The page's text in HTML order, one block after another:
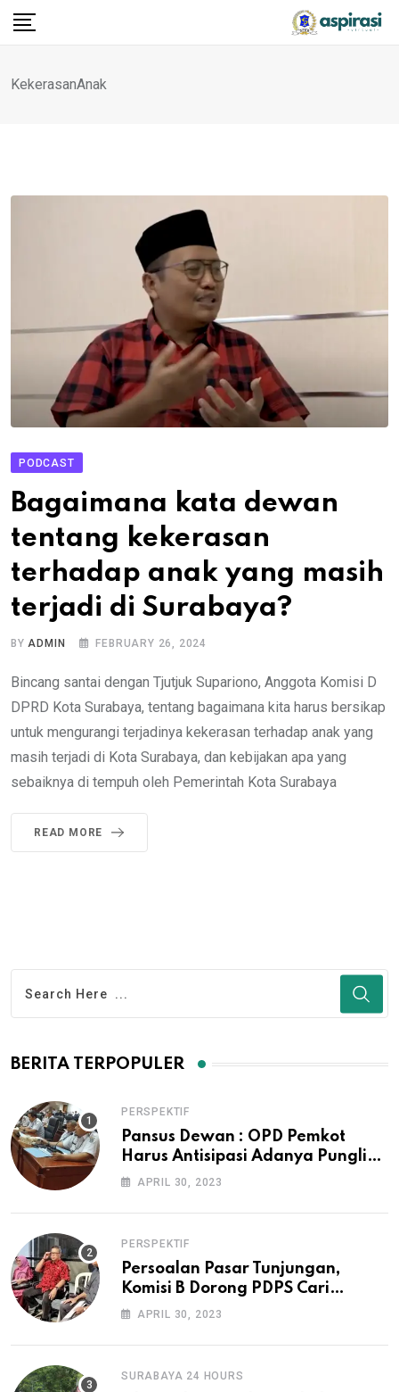
KekerasanAnak
PODCAST
Bagaimana kata dewan
tentang kekerasan
terhadap anak yang masih
terjadi di Surabaya?
BYADMIN FEBRUARY 26, 2024
Bincang santai dengan Tjutjuk Supariono, Anggota Komisi D
DPRD Kota Surabaya, tentang bagaimana kita harus bersikap
untuk mengurangi terjadinya kekerasan terhadap anak yang
masih terjadi di Kota Surabaya, dan kebijakan apa yang
sebaiknya di tempuh oleh Pemerintah Kota Surabaya
READ MORE
BERITA TERPOPULER
PERSPEKTIF
Pansus Dewan : OPD Pemkot
Harus Antisipasi Adanya Pungli
Pengurusan IMB dan Surat Ijo
APRIL 30, 2023
PERSPEKTIF
Persoalan Pasar Tunjungan,
Komisi B Dorong PDPS Cari
Investor
APRIL 30, 2023
SURABAYA 24 HOURS